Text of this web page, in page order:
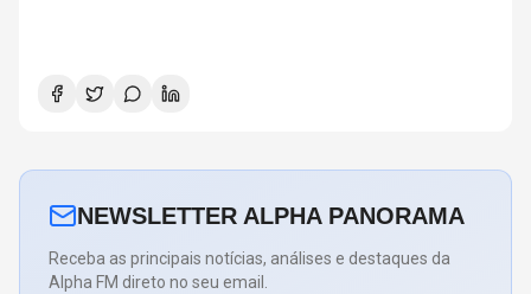
NEWSLETTER ALPHA PANORAMA
Receba as principais notícias, análises e destaques da
Alpha FM direto no seu email.